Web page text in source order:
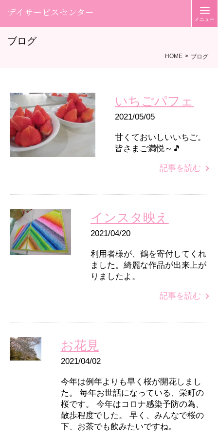
デイサービスセンター
ブログ
HOME ブログ
いちごパフェ
2021/05/05
甘くておいしいいちご。
皆さまご満悦～🎵
記事を読む
インスタ映え
2021/04/20
利用者様が、鶴を寄付してくれ
ました。綺麗な作品が出来上が
りましたよ。
記事を読む
お花見
2021/04/02
今年は例年よりも早く桜が開花しまし
た。 毎年お世話になっている、栄町の
桜です。 今年はコロナ感染予防の為、
散歩程度でした。 早く、みんなで桜の
下、お茶でも飲みたいですね。